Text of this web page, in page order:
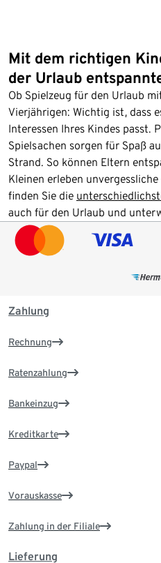
Mit dem richtigen
der Urlaub
Ob Spielzeug für den Urlaub
Vierjährigen: Wichtig ist, dass
Interessen Ihres Kindes passt.
Spielsachen sorgen für Spaß
Strand. So können Eltern
Kleinen erleben
finden Sie die
auch für den Urlaub und
Zahlung
Rechnung
Ratenzahlung
Bankeinzug
Kreditkarte
Paypal
Vorauskasse
Zahlung in der Filiale
Lieferung